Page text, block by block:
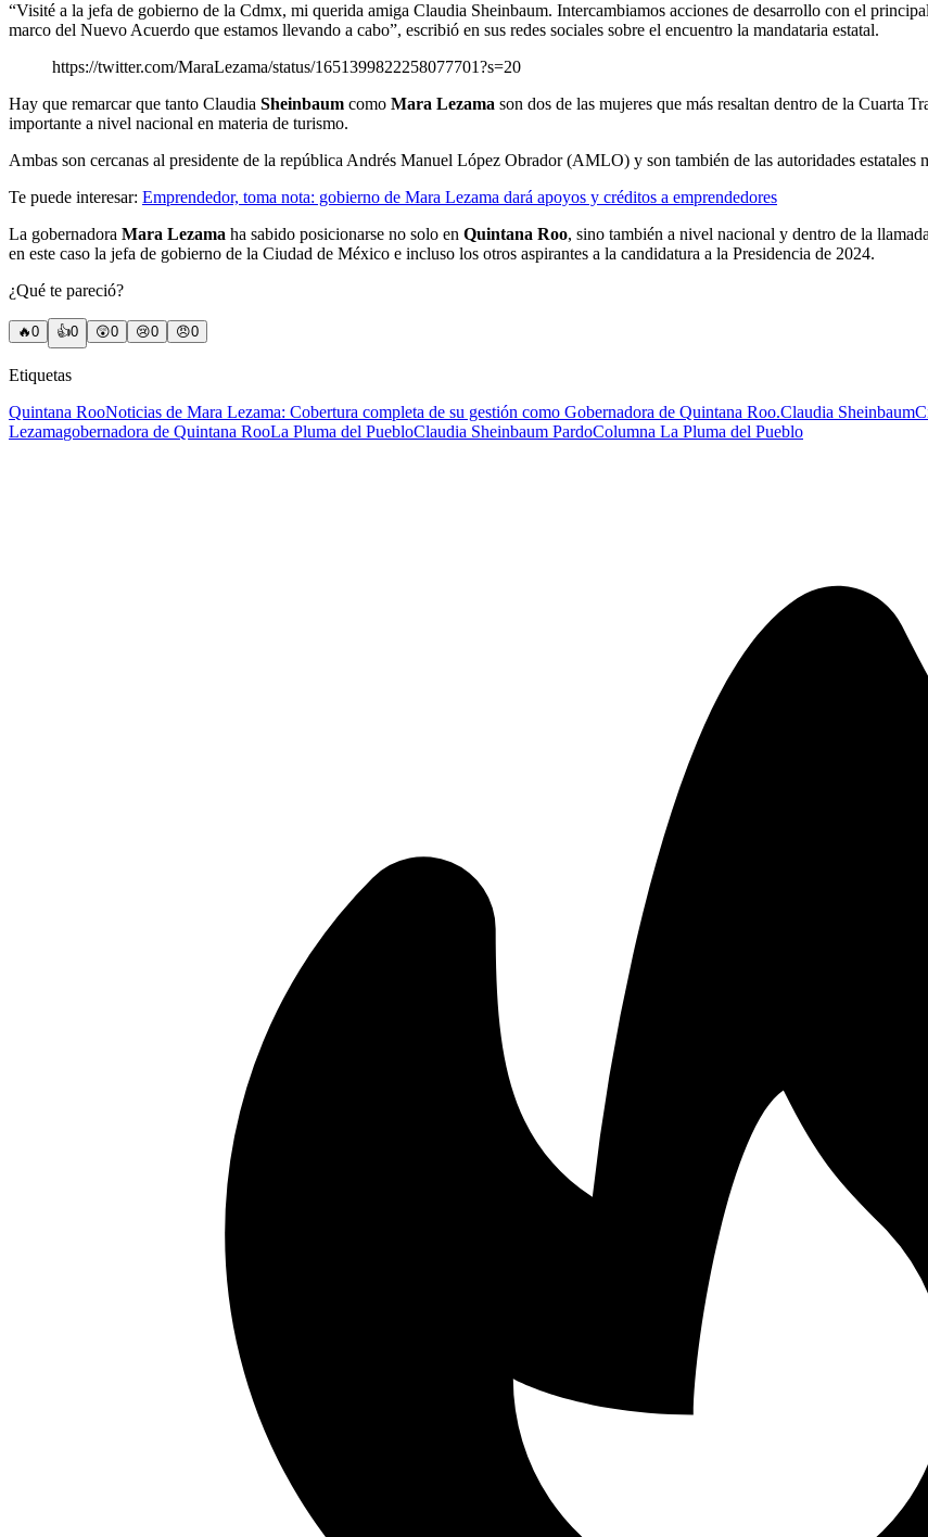
“Visité a la jefa de gobierno de la Cdmx, mi querida amiga Claudia Sheinbaum. Intercambiamos acciones de desarrollo con el
marco del Nuevo Acuerdo que estamos llevando a cabo”, escribió en sus redes sociales sobre el encuentro la mandataria estatal.
https://twitter.com/MaraLezama/status/1651399822258077701?s=20
Hay que remarcar que tanto Claudia Sheinbaum como Mara Lezama son dos de las mujeres que más resaltan dentro de la Cuarta
importante a nivel nacional en materia de turismo.
Ambas son cercanas al presidente de la república Andrés Manuel López Obrador (AMLO) y son también de las autoridades estatales
Te puede interesar: Emprendedor, toma nota: gobierno de Mara Lezama dará apoyos y créditos a emprendedores
La gobernadora Mara Lezama ha sabido posicionarse no solo en Quintana Roo, sino también a nivel nacional y dentro de la
en este caso la jefa de gobierno de la Ciudad de México e incluso los otros aspirantes a la candidatura a la Presidencia de 2024.
¿Qué te pareció?
🔥0 👍0 😲0 😢0 😠0
Etiquetas
Quintana RooNoticias de Mara Lezama: Cobertura completa de su gestión como Gobernadora de Quintana Roo.Claudia Sheinbaum
Lezamagobernadora de Quintana RooLa Pluma del PuebloClaudia Sheinbaum PardoColumna La Pluma del Pueblo